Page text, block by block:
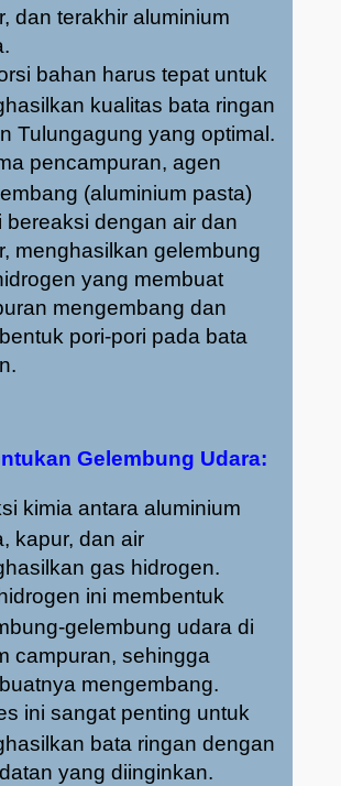
dan terakhir aluminium
bahan harus tepat untuk
kualitas bata ringan
Tulungagung yang optimal.
pencampuran, agen
(aluminium pasta)
bereaksi dengan air dan
menghasilkan gelembung
yang membuat
mengembang dan
pori-pori pada bata
Gelembung Udara:
kimia antara aluminium
kapur, dan air
gas hidrogen.
ini membentuk
gelembung udara di
campuran, sehingga
mengembang.
ini sangat penting untuk
bata ringan dengan
yang diinginkan.